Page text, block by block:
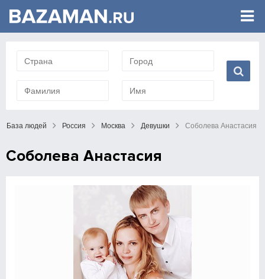
База людей Россия Москва Девушки Соболева Анастасия
Соболева Анастасия